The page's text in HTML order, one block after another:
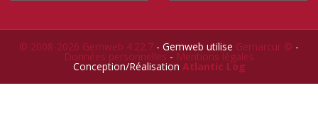
© 2008-2026 Gemweb 4.22.7 - Gemweb utilise Gemarcur © -
Données personnelles - Mentions légales
Conception/Réalisation Atlantic Log